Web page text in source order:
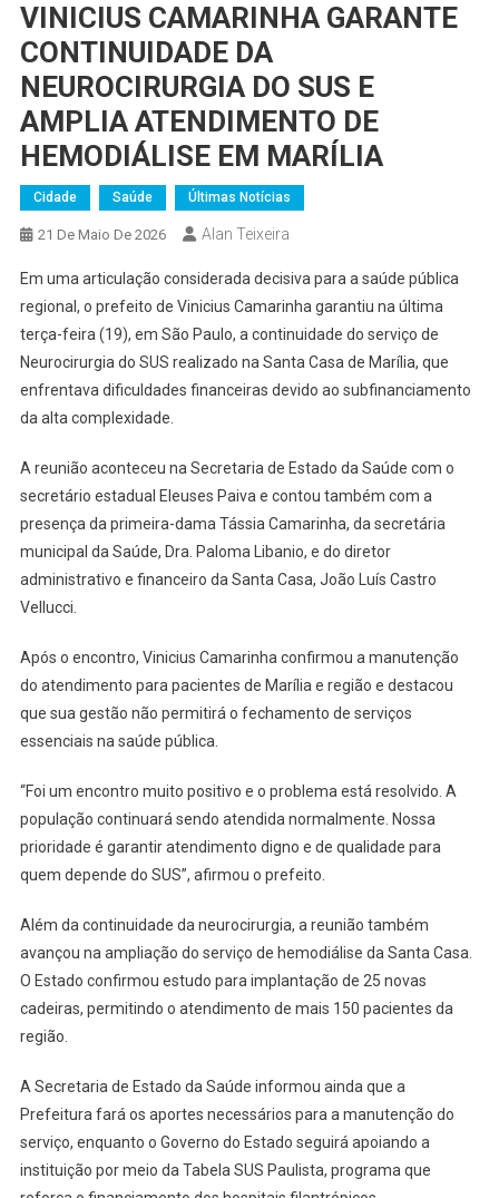
VINICIUS CAMARINHA GARANTE
CONTINUIDADE DA
NEUROCIRURGIA DO SUS E
AMPLIA ATENDIMENTO DE
HEMODIÁLISE EM MARÍLIA
Cidade Saúde Últimas Notícias
21 De Maio De 2026 Alan Teixeira
Em uma articulação considerada decisiva para a saúde pública
regional, o prefeito de Vinicius Camarinha garantiu na última
terça-feira (19), em São Paulo, a continuidade do serviço de
Neurocirurgia do SUS realizado na Santa Casa de Marília, que
enfrentava dificuldades financeiras devido ao subfinanciamento
da alta complexidade.
A reunião aconteceu na Secretaria de Estado da Saúde com o
secretário estadual Eleuses Paiva e contou também com a
presença da primeira-dama Tássia Camarinha, da secretária
municipal da Saúde, Dra. Paloma Libanio, e do diretor
administrativo e financeiro da Santa Casa, João Luís Castro
Vellucci.
Após o encontro, Vinicius Camarinha confirmou a manutenção
do atendimento para pacientes de Marília e região e destacou
que sua gestão não permitirá o fechamento de serviços
essenciais na saúde pública.
“Foi um encontro muito positivo e o problema está resolvido. A
população continuará sendo atendida normalmente. Nossa
prioridade é garantir atendimento digno e de qualidade para
quem depende do SUS”, afirmou o prefeito.
Além da continuidade da neurocirurgia, a reunião também
avançou na ampliação do serviço de hemodiálise da Santa Casa.
O Estado confirmou estudo para implantação de 25 novas
cadeiras, permitindo o atendimento de mais 150 pacientes da
região.
A Secretaria de Estado da Saúde informou ainda que a
Prefeitura fará os aportes necessários para a manutenção do
serviço, enquanto o Governo do Estado seguirá apoiando a
instituição por meio da Tabela SUS Paulista, programa que